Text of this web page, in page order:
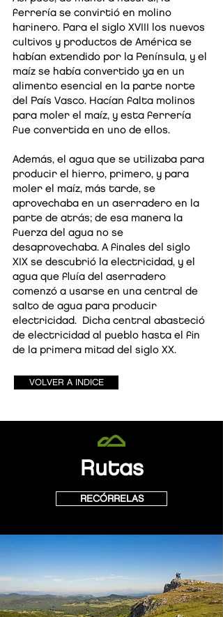
ferrería se convirtió en molino
harinero. Para el siglo XVIII los nuevos
cultivos y productos de América se
habían extendido por la Península, y el
maíz se había convertido ya en un
alimento esencial en la parte norte
del País Vasco. Hacían falta molinos
para moler el maíz, y esta ferrería
fue convertida en uno de ellos.
Además, el agua que se utilizaba para
producir el hierro, primero, y para
moler el maíz, más tarde, se
aprovechaba en un aserradero en la
parte de atrás; de esa manera la
fuerza del agua no se
desaprovechaba. A finales del siglo
XIX se descubrió la electricidad, y el
agua que fluía del aserradero
comenzó a usarse en una central de
salto de agua para producir
electricidad. Dicha central abasteció
de electricidad al pueblo hasta el fin
de la primera mitad del siglo XX.
VOLVER A INDICE
Rutas
RECÓRRELAS